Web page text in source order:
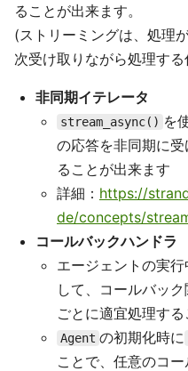
ることが出来ます。
(ストリーミングは、処理
次受け取りながら処理す
非同期イテレータ
stream_async() を
の応答を非同期に
ることが出来ます
詳細： https://
de/concepts/
コールバックハンドラ
エージェントの実
して、コールバッ
ごとに適宜処理す
Agent の初期化時に
ことで、任意のコー